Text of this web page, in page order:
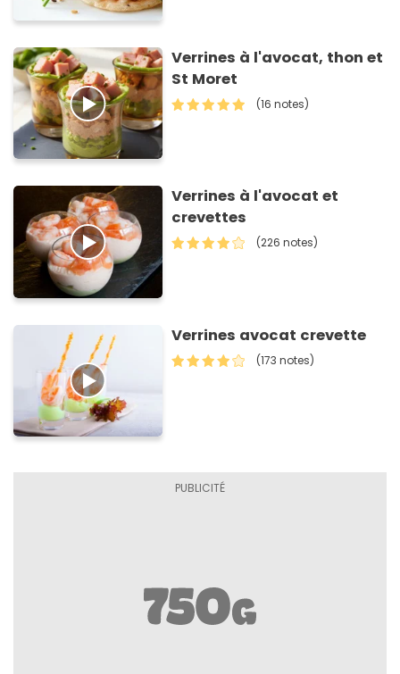
Verrines à l'avocat, thon et
St Moret
(16 notes)
Verrines à l'avocat et
crevettes
(226 notes)
Verrines avocat crevette
(173 notes)